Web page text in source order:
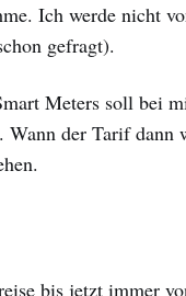
Ich werde nicht
gefragt).
Meters soll bei
der Tarif dann
bis jetzt immer